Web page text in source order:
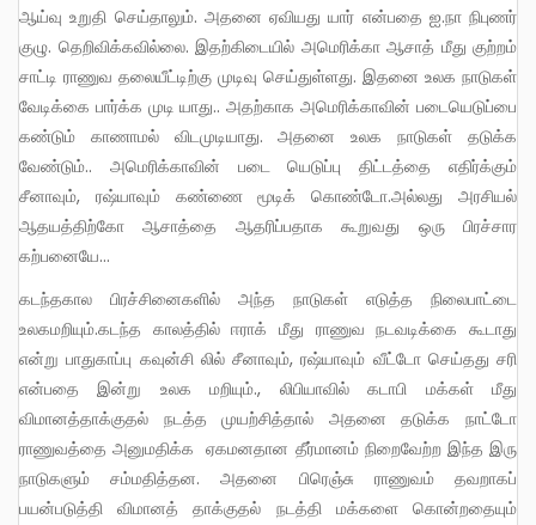
ஆய்வு உறுதி செய்தாலும். அதனை ஏவியது யார் என்பதை ஐ.நா நிபுணர்
குழு. தெறிவிக்கவில்லை. இதற்கிடையில் அமெரிக்கா ஆசாத் மீது குற்றம்
சாட்டி ராணுவ தலையீட்டிற்கு முடிவு செய்துள்ளது. இதனை உலக நாடுகள்
வேடிக்கை பார்க்க முடி யாது.. அதற்காக அமெரிக்காவின் படையெடுப்பை
கண்டும் காணாமல் விடமுடியாது. அதனை உலக நாடுகள் தடுக்க
வேண்டும்.. அமெரிக்காவின் படை யெடுப்பு திட்டத்தை எதிர்க்கும்
சீனாவும், ரஷ்யாவும் கண்ணை மூடிக் கொண்டோ.அல்லது அரசியல்
ஆதயத்திற்கோ ஆசாத்தை ஆதரிப்பதாக கூறுவது ஒரு பிரச்சார
கற்பனையே…
கடந்தகால பிரச்சினைகளில் அந்த நாடுகள் எடுத்த நிலைபாட்டை
உலகமறியும்.கடந்த காலத்தில் ஈராக் மீது ராணுவ நடவடிக்கை கூடாது
என்று பாதுகாப்பு கவுன்சி லில் சீனாவும், ரஷ்யாவும் வீட்டோ செய்தது சரி
என்பதை இன்று உலக மறியும்., லிபியாவில் கடாபி மக்கள் மீது
விமானத்தாக்குதல் நடத்த முயற்சித்தால் அதனை தடுக்க நாட்டோ
ராணுவத்தை அனுமதிக்க ஏகமனதான தீர்மானம் நிறைவேற்ற இந்த இரு
நாடுகளும் சம்மதித்தன. அதனை பிரெஞ்சு ராணுவம் தவறாகப்
பயன்படுத்தி விமானத் தாக்குதல் நடத்தி மக்களை கொன்றதையும்